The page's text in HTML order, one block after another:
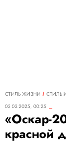
СТИЛЬ ЖИЗНИ
СТИЛЬ
03.03.2025, 00:25
«Оскар-
красной